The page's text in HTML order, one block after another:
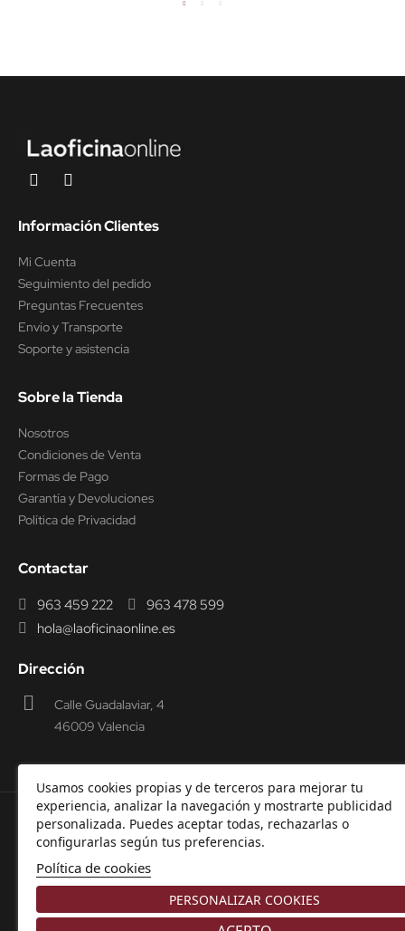
Usamos cookies propias y de terceros para mejorar tu
experiencia, analizar la navegación y mostrarte publicidad
personalizada. Puedes aceptar todas, rechazarlas o
configurarlas según tus preferencias.
Política de cookies
PERSONALIZAR COOKIES
Información Clientes
Mi Cuenta
Seguimiento del pedido
Preguntas Frecuentes
Envío y Transporte
Soporte y asistencia
Sobre la Tienda
Nosotros
Condiciones de Venta
Formas de Pago
Garantía y Devoluciones
Política de Privacidad
Contactar
963 459 222
963 478 599
hola@laoficinaonline.es
Dirección
Calle Guadalaviar, 4
46009 Valencia
© 2000-2026 Laoficinaonline.SIDEOFFICE, S.L. CIF
B98914336 -
Aviso Legal -
Privacidad